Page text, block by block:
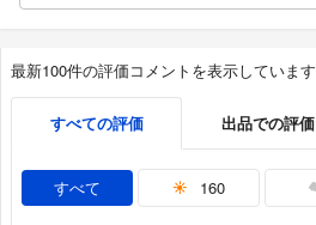
最新100件の評価コメントを表示しています
すべての評価 出品での評価
すべて 160